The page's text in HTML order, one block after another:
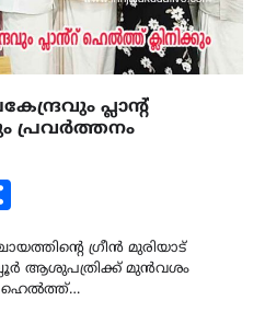
പ്ലാൻ്റ്
പ്രവർത്തനം
ഗ്രീൻ മുരിയാട്
ആശുപത്രിക്ക് മുൻവശം
ഹെൽത്ത്…